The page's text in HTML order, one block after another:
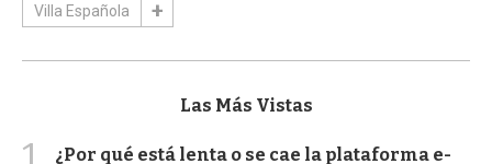
Villa Española
Las Más Vistas
¿Por qué está lenta o se cae la plataforma e-